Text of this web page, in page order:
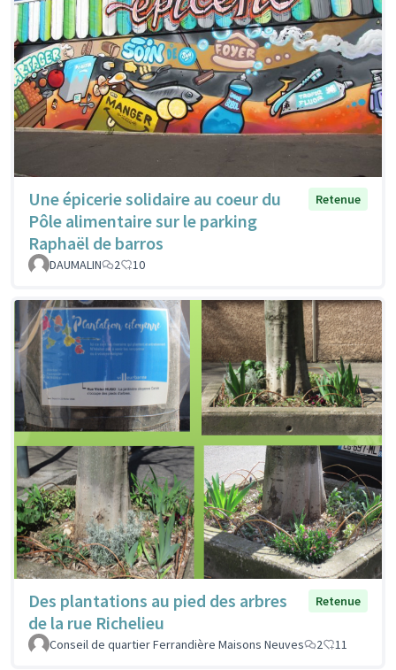
Une épicerie solidaire au coeur du
Pôle alimentaire sur le parking
Raphaël de barros
Retenue
DAUMALIN 2 10
Des plantations au pied des arbres
de la rue Richelieu
Retenue
Conseil de quartier Ferrandière Maisons Neuves 2 11